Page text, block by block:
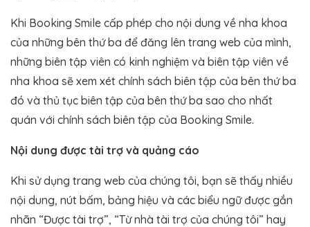
Khi Booking Smile cấp phép cho nội dung về nha khoa
của những bên thứ ba để đăng lên trang web của mình,
những biên tập viên có kinh nghiệm và biên tập viên về
nha khoa sẽ xem xét chính sách biên tập của bên thứ ba
đó và thủ tục biên tập của bên thứ ba sao cho nhất
quán với chính sách biên tập của Booking Smile.
Nội dung được tài trợ và quảng cáo
Khi sử dụng trang web của chúng tôi, bạn sẽ thấy nhiều
nội dung, nút bấm, bảng hiệu và các biểu ngữ được gắn
nhãn “Được tài trợ”, “Từ nhà tài trợ của chúng tôi” hay